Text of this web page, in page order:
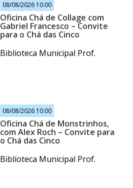
08/08/2026 10:00
Oficina Chá de Collage com
Gabriel Francesco – Convite
para o Chá das Cinco
Biblioteca Municipal Prof.
08/08/2026 10:00
Oficina Chá de Monstrinhos,
com Alex Roch – Convite para
o Chá das Cinco
Biblioteca Municipal Prof.